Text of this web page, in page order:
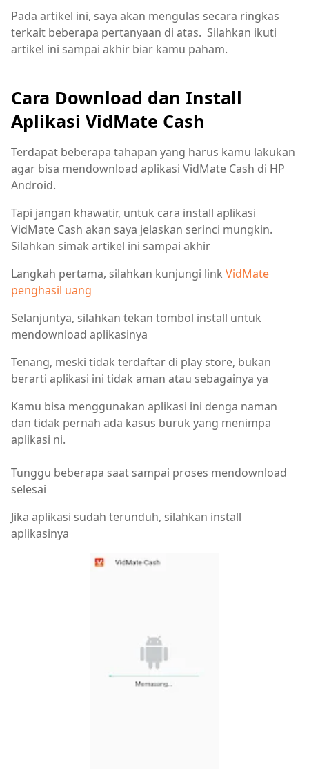
Pada artikel ini, saya akan mengulas secara ringkas
terkait beberapa pertanyaan di atas. Silahkan ikuti
artikel ini sampai akhir biar kamu paham.
Cara Download dan Install
Aplikasi VidMate Cash
Terdapat beberapa tahapan yang harus kamu lakukan
agar bisa mendownload aplikasi VidMate Cash di HP
Android.
Tapi jangan khawatir, untuk cara install aplikasi
VidMate Cash akan saya jelaskan serinci mungkin.
Silahkan simak artikel ini sampai akhir
Langkah pertama, silahkan kunjungi link VidMate
penghasil uang
Selanjuntya, silahkan tekan tombol install untuk
mendownload aplikasinya
Tenang, meski tidak terdaftar di play store, bukan
berarti aplikasi ini tidak aman atau sebagainya ya
Kamu bisa menggunakan aplikasi ini denga naman
dan tidak pernah ada kasus buruk yang menimpa
aplikasi ni.
Tunggu beberapa saat sampai proses mendownload
selesai
Jika aplikasi sudah terunduh, silahkan install
aplikasinya